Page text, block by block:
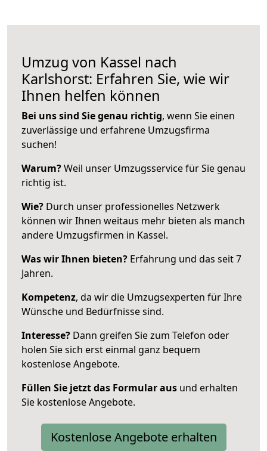
Umzug von Kassel nach
Karlshorst: Erfahren Sie, wie wir
Ihnen helfen können
Bei uns sind Sie genau richtig, wenn Sie einen
zuverlässige und erfahrene Umzugsfirma
suchen!
Warum?Weil unser Umzugsservice für Sie genau
richtig ist.
Wie? Durch unser professionelles Netzwerk
können wir Ihnen weitaus mehr bieten als manch
andere Umzugsfirmen in Kassel.
Was wir Ihnen bieten? Erfahrung und das seit 7
Jahren.
Kompetenz, da wir die Umzugsexperten für Ihre
Wünsche und Bedürfnisse sind.
Interesse? Dann greifen Sie zum Telefon oder
holen Sie sich erst einmal ganz bequem
kostenlose Angebote.
Füllen Sie jetzt das Formular aus und erhalten
Sie kostenlose Angebote.
Kostenlose Angebote erhalten